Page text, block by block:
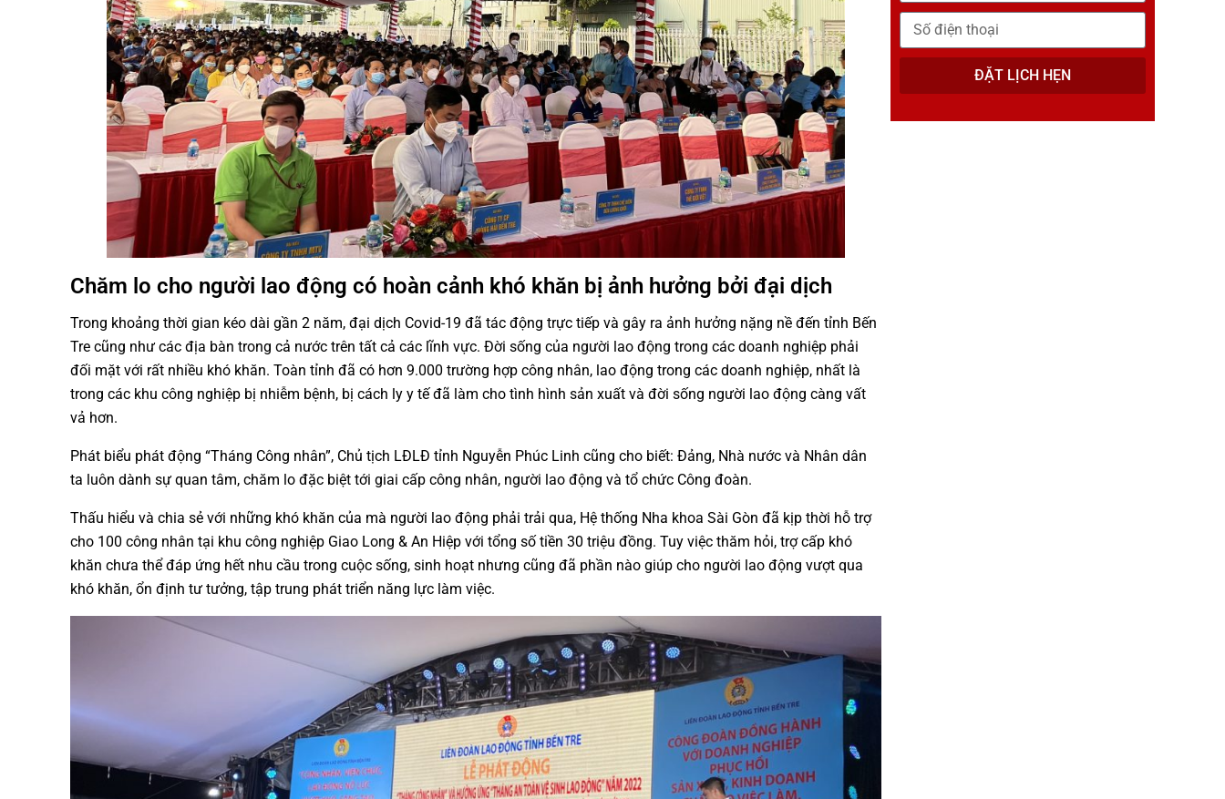
Chăm lo cho người lao động có hoàn cảnh khó khăn bị ảnh hưởng bởi đại dịch
Trong khoảng thời gian kéo dài gần 2 năm, đại dịch Covid-19 đã tác động trực tiếp và gây ra ảnh hưởng nặng nề đến tỉnh Bến
Tre cũng như các địa bàn trong cả nước trên tất cả các lĩnh vực. Đời sống của người lao động trong các doanh nghiệp phải
đối mặt với rất nhiều khó khăn. Toàn tỉnh đã có hơn 9.000 trường hợp công nhân, lao động trong các doanh nghiệp, nhất là
trong các khu công nghiệp bị nhiễm bệnh, bị cách ly y tế đã làm cho tình hình sản xuất và đời sống người lao động càng vất
vả hơn.
Phát biểu phát động “Tháng Công nhân”, Chủ tịch LĐLĐ tỉnh Nguyễn Phúc Linh cũng cho biết: Đảng, Nhà nước và Nhân dân
ta luôn dành sự quan tâm, chăm lo đặc biệt tới giai cấp công nhân, người lao động và tổ chức Công đoàn.
Thấu hiểu và chia sẻ với những khó khăn của mà người lao động phải trải qua, Hệ thống Nha khoa Sài Gòn đã kịp thời hỗ trợ
cho 100 công nhân tại khu công nghiệp Giao Long & An Hiệp với tổng số tiền 30 triệu đồng. Tuy việc thăm hỏi, trợ cấp khó
khăn chưa thể đáp ứng hết nhu cầu trong cuộc sống, sinh hoạt nhưng cũng đã phần nào giúp cho người lao động vượt qua
khó khăn, ổn định tư tưởng, tập trung phát triển năng lực làm việc.
ĐẶT LỊCH HẸN